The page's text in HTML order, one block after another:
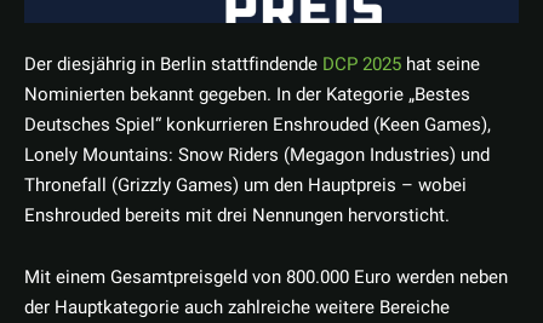
Der diesjährig in Berlin stattfindende DCP 2025 hat seine
Nominierten bekannt gegeben. In der Kategorie „Bestes
Deutsches Spiel“ konkurrieren Enshrouded (Keen Games),
Lonely Mountains: Snow Riders (Megagon Industries) und
Thronefall (Grizzly Games) um den Hauptpreis – wobei
Enshrouded bereits mit drei Nennungen hervorsticht.
Mit einem Gesamtpreisgeld von 800.000 Euro werden neben
der Hauptkategorie auch zahlreiche weitere Bereiche